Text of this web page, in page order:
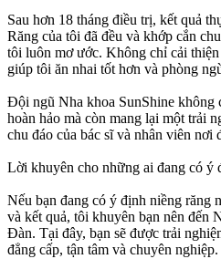
Sau hơn 18 tháng điều trị, kết quả
Răng của tôi đã đều và khớp cắn
tôi luôn mơ ước. Không chỉ cải
giúp tôi ăn nhai tốt hơn và phòng
Đội ngũ Nha khoa SunShine không
hoàn hảo mà còn mang lại một trải
chu đáo của bác sĩ và nhân viên nơi
Lời khuyên cho những ai đang có ý
Nếu bạn đang có ý định niềng răng
và kết quả, tôi khuyên bạn nên đến
Đàn. Tại đây, bạn sẽ được trải
đẳng cấp, tận tâm và chuyên nghiệp.